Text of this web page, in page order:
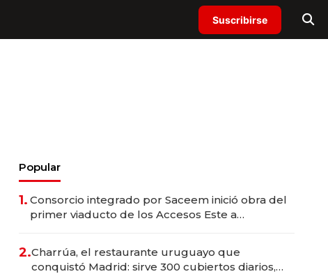
Suscribirse
Popular
1. Consorcio integrado por Saceem inició obra del
primer viaducto de los Accesos Este a
2.Charrúa, el restaurante uruguayo que
conquistó Madrid: sirve 300 cubiertos diarios,